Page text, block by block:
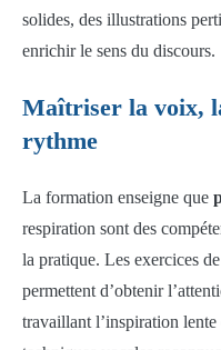
solides, des illustrations
enrichir le sens du discours.
Maîtriser la voix,
rythme
La formation enseigne que
respiration sont des
la pratique. Les exercices
permettent d’obtenir
travaillant l’inspiration